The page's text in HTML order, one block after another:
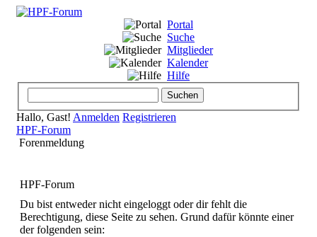
Portal
Suche
Mitglieder
Kalender
Hilfe
Hallo, Gast! Anmelden Registrieren
HPF-Forum
Forenmeldung
HPF-Forum
Du bist entweder nicht eingeloggt oder dir fehlt die
Berechtigung, diese Seite zu sehen. Grund dafür könnte einer
der folgenden sein: